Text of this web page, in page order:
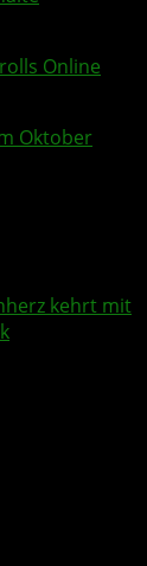
Online
Oktober
kehrt mit